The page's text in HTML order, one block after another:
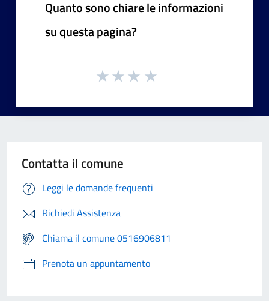
Quanto sono chiare le informazioni
su questa pagina?
Contatta il comune
Leggi le domande frequenti
Richiedi Assistenza
Chiama il comune 0516906811
Prenota un appuntamento